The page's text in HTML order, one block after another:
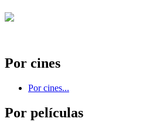
Por cines
Por cines...
Por películas